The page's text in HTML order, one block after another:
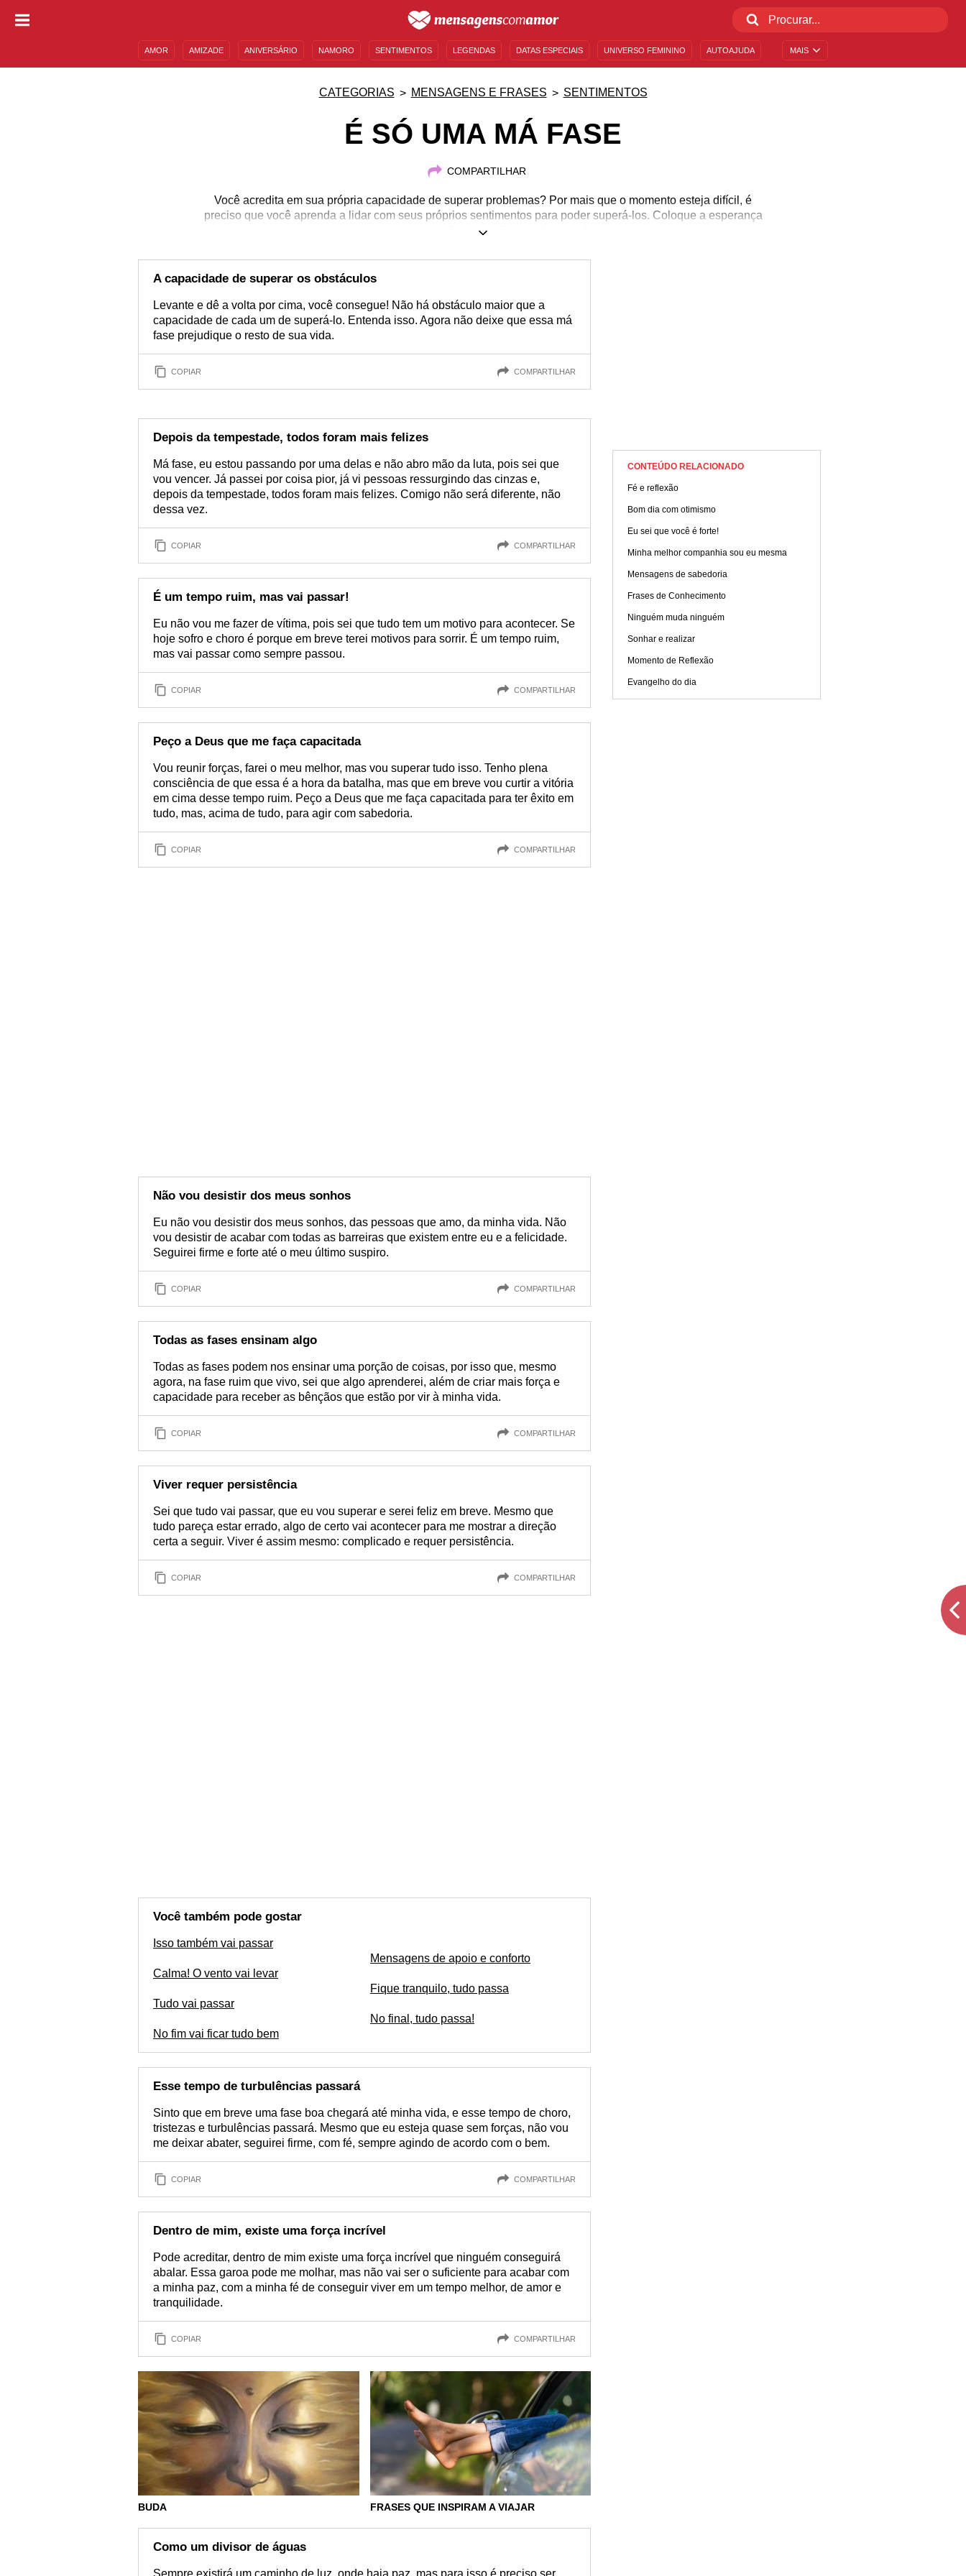
MAIS
AMOR AMIZADE ANIVERSÁRIO NAMORO SENTIMENTOS LEGENDAS DATAS ESPECIAIS UNIVERSO FEMININO AUTOAJUDA
CATEGORIAS MENSAGENS E FRASES SENTIMENTOS
É SÓ UMA MÁ FASE
COMPARTILHAR
Você acredita em sua própria capacidade de superar problemas? Por mais que o momento esteja difícil, é
preciso que você aprenda a lidar com seus próprios sentimentos para poder superá-los. Coloque a esperança
em seu coração e acredite em si mesmo!
A capacidade de superar os obstáculos
Levante e dê a volta por cima, você consegue! Não há obstáculo maior que a
capacidade de cada um de superá-lo. Entenda isso. Agora não deixe que essa má
fase prejudique o resto de sua vida.
COPIAR COMPARTILHAR
Depois da tempestade, todos foram mais felizes
Má fase, eu estou passando por uma delas e não abro mão da luta, pois sei que
vou vencer. Já passei por coisa pior, já vi pessoas ressurgindo das cinzas e,
depois da tempestade, todos foram mais felizes. Comigo não será diferente, não
dessa vez.
COPIAR COMPARTILHAR
É um tempo ruim, mas vai passar!
Eu não vou me fazer de vítima, pois sei que tudo tem um motivo para acontecer. Se
hoje sofro e choro é porque em breve terei motivos para sorrir. É um tempo ruim,
mas vai passar como sempre passou.
COPIAR COMPARTILHAR
Peço a Deus que me faça capacitada
Vou reunir forças, farei o meu melhor, mas vou superar tudo isso. Tenho plena
consciência de que essa é a hora da batalha, mas que em breve vou curtir a vitória
em cima desse tempo ruim. Peço a Deus que me faça capacitada para ter êxito em
tudo, mas, acima de tudo, para agir com sabedoria.
COPIAR COMPARTILHAR
Não vou desistir dos meus sonhos
Eu não vou desistir dos meus sonhos, das pessoas que amo, da minha vida. Não
vou desistir de acabar com todas as barreiras que existem entre eu e a felicidade.
Seguirei firme e forte até o meu último suspiro.
COPIAR COMPARTILHAR
Todas as fases ensinam algo
Todas as fases podem nos ensinar uma porção de coisas, por isso que, mesmo
agora, na fase ruim que vivo, sei que algo aprenderei, além de criar mais força e
capacidade para receber as bênçãos que estão por vir à minha vida.
COPIAR COMPARTILHAR
Viver requer persistência
Sei que tudo vai passar, que eu vou superar e serei feliz em breve. Mesmo que
tudo pareça estar errado, algo de certo vai acontecer para me mostrar a direção
certa a seguir. Viver é assim mesmo: complicado e requer persistência.
COPIAR COMPARTILHAR
Você também pode gostar
Isso também vai passar
Calma! O vento vai levar
Tudo vai passar
No fim vai ficar tudo bem
Mensagens de apoio e conforto
Fique tranquilo, tudo passa
No final, tudo passa!
Esse tempo de turbulências passará
Sinto que em breve uma fase boa chegará até minha vida, e esse tempo de choro,
tristezas e turbulências passará. Mesmo que eu esteja quase sem forças, não vou
me deixar abater, seguirei firme, com fé, sempre agindo de acordo com o bem.
COPIAR COMPARTILHAR
Dentro de mim, existe uma força incrível
Pode acreditar, dentro de mim existe uma força incrível que ninguém conseguirá
abalar. Essa garoa pode me molhar, mas não vai ser o suficiente para acabar com
a minha paz, com a minha fé de conseguir viver em um tempo melhor, de amor e
tranquilidade.
COPIAR COMPARTILHAR
BUDA FRASES QUE INSPIRAM A VIAJAR
Como um divisor de águas
Sempre existirá um caminho de luz, onde haja paz, mas para isso é preciso ser
CONTEÚDO RELACIONADO
Fé e reflexão
Bom dia com otimismo
Eu sei que você é forte!
Minha melhor companhia sou eu mesma
Mensagens de sabedoria
Frases de Conhecimento
Ninguém muda ninguém
Sonhar e realizar
Momento de Reflexão
Evangelho do dia